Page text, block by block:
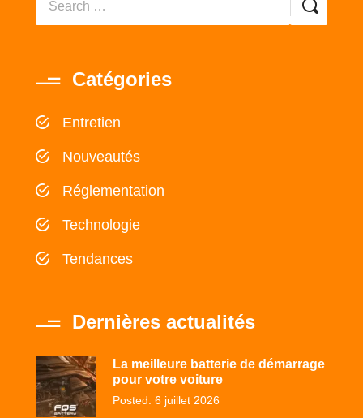
Catégories
Entretien
Nouveautés
Réglementation
Technologie
Tendances
Dernières actualités
La meilleure batterie de démarrage
pour votre voiture
Posted: 6 juillet 2026